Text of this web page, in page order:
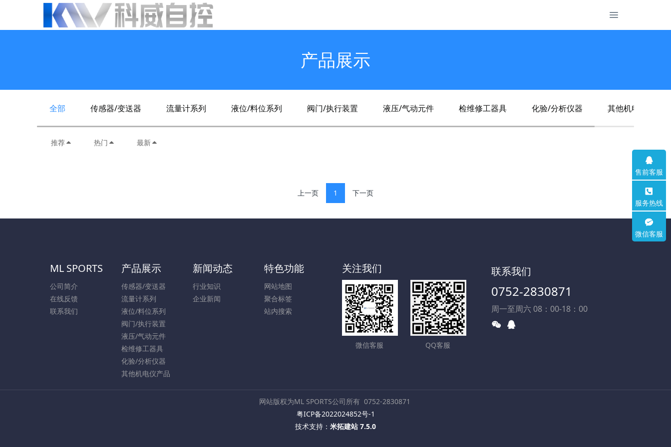
产品展示
全部 传感器/变送器 流量计系列 液位/料位系列 阀门/执行装置 液压/气动元件 检维修工器具 化验/分析仪器 其他机电仪产品
推荐 热门 最新
上一页 1 下一页
ML SPORTS
公司简介
在线反馈
联系我们
产品展示
传感器/变送器
流量计系列
液位/料位系列
阀门/执行装置
液压/气动元件
检维修工器具
化验/分析仪器
其他机电仪产品
新闻动态
行业知识
企业新闻
特色功能
网站地图
聚合标签
站内搜索
关注我们
微信客服 QQ客服
联系我们
0752-2830871
周一至周六 08：00-18：00
网站版权为ML SPORTS公司所有 0752-2830871
粤ICP备2022024852号-1
技术支持： 米拓建站 7.5.0
售前客服
服务热线
微信客服